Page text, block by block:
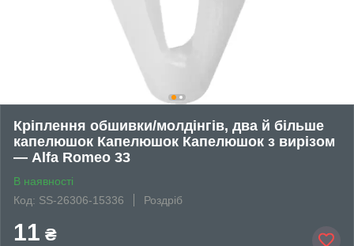
Кріплення обшивки/молдінгів, два й більше
капелюшок Капелюшок Капелюшок з вирізом
— Alfa Romeo 33
В наявності
Код: SS-26306-15336
Роздріб
11 ₴